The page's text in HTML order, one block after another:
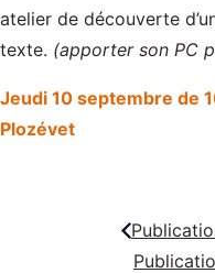
atelier de découverte
texte. (apporter son PC
Jeudi 10 septembre de
Plozévet